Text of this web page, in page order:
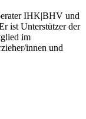
IHK|BHV und
ist Unterstützer der
im
innen und